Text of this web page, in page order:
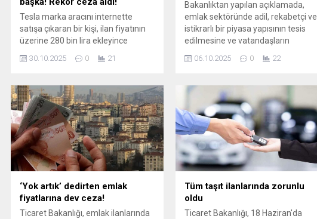
Tesla marka aracını internette
satışa çıkaran bir kişi, ilan fiyatının
üzerine 280 bin lira ekleyince
aldı. Satıcının alıcıya gönderdiği
medyada gündem olurken, Bakanlık
olaya ...
30.10.2025 0 21
Bakanlıktan yapılan açıklamada,
emlak sektöründe adil, rekabetçi ve
istikrarlı bir piyasa yapısının tesis
edilmesine ve vatandaşların
yönelik faaliyetlerin aralıksız devam
ARTIŞLARI ...
06.10.2025 0 22
‘Yok artık’ dedirten emlak
fiyatlarına dev ceza!
Ticaret Bakanlığı, emlak ilanlarında
Tüm taşıt ilanlarında zorunlu
oldu
Ticaret Bakanlığı, 18 Haziran'da